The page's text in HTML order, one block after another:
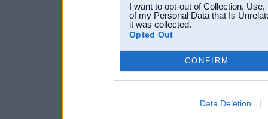
I want to opt-out of Collection,
of my Personal Data that Is
it was collected.
Opted Out
CONFIRM
Data Deletion